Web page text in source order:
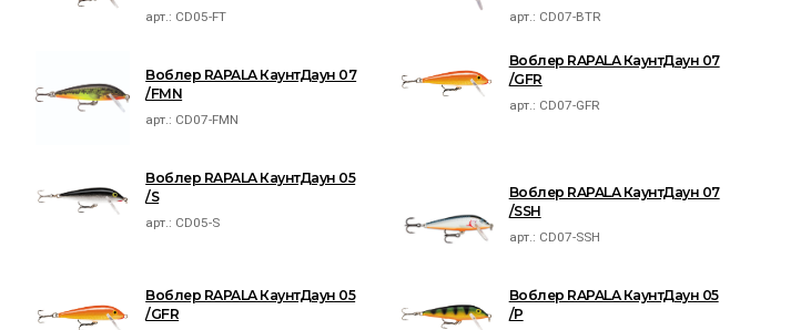
арт.: CD05-FT арт.: CD07-BTR
Воблер RAPALA КаунтДаун 07
/FMN
арт.: CD07-FMN
Воблер RAPALA КаунтДаун 07
/GFR
арт.: CD07-GFR
Воблер RAPALA КаунтДаун 05
/S
арт.: CD05-S
Воблер RAPALA КаунтДаун 07
/SSH
арт.: CD07-SSH
Воблер RAPALA КаунтДаун 05
/GFR
Воблер RAPALA КаунтДаун 05
/P